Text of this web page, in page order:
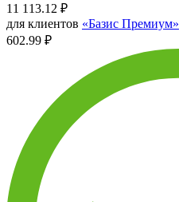
11 113.12 ₽
для клиентов «Базис Премиум»
602.99 ₽